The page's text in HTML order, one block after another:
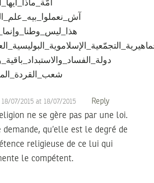
18/07/2015 at 18/07/2015 Reply
ne se gère pas par une loi.
demande, qu’elle est le degré de
religieuse de ce lui qui
le compétent.